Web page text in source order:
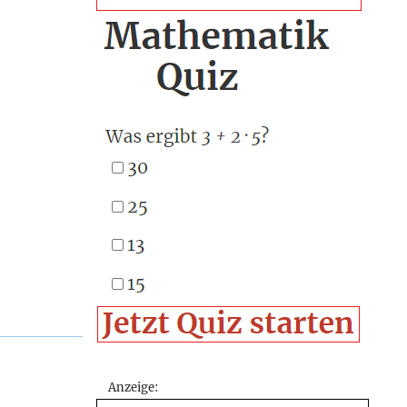
Anzeige: